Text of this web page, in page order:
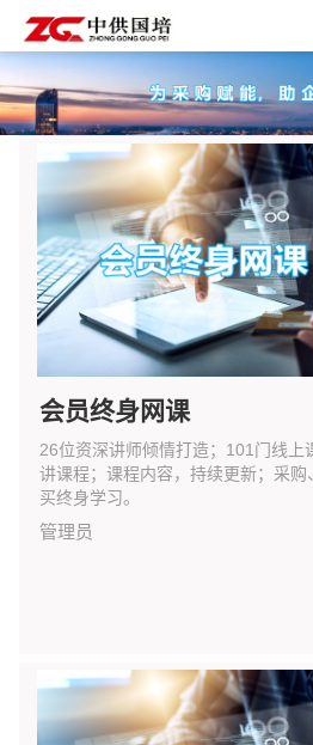
会员终身网课
26位资深讲师倾情打造；101门线上
讲课程；课程内容，持续更新；采
买终身学习。
管理员